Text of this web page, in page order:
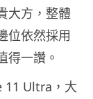
大方，整體
位依然採用
得一讚。
11 Ultra，大